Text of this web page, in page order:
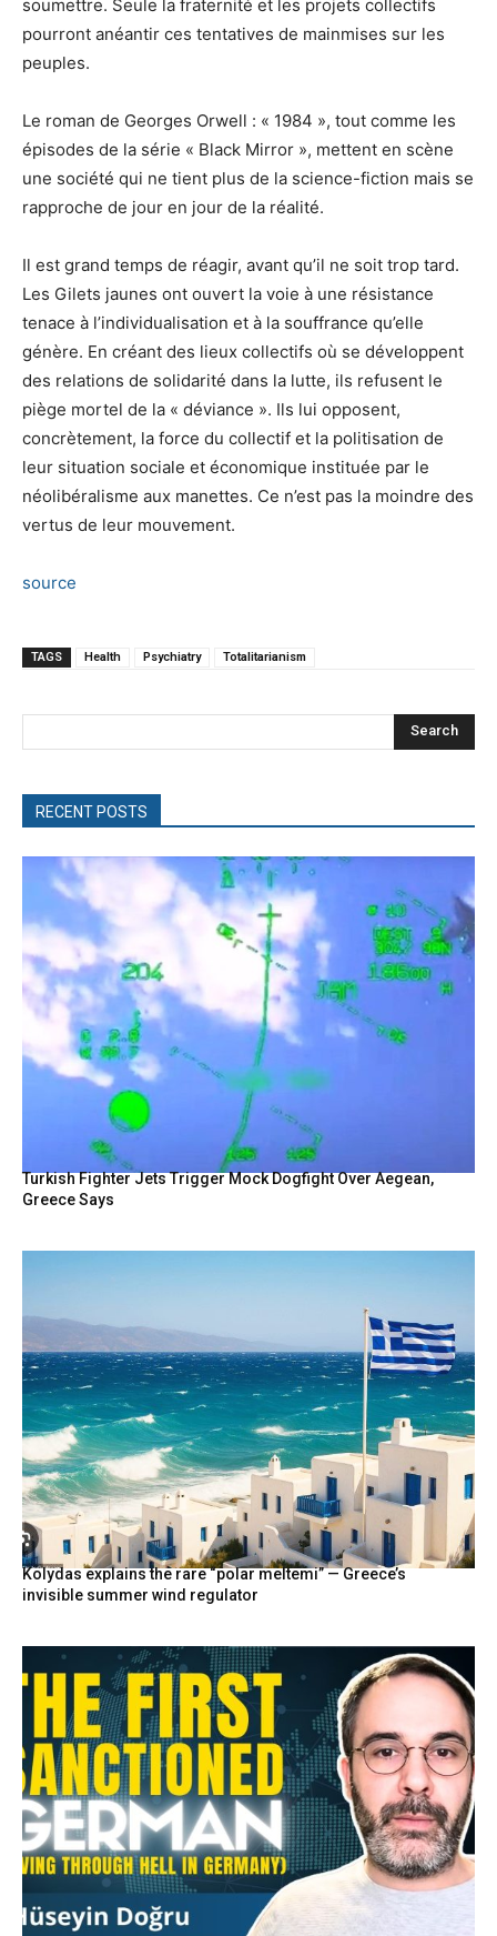
soumettre. Seule la fraternité et les projets collectifs
pourront anéantir ces tentatives de mainmises sur les
peuples.
Le roman de Georges Orwell : « 1984 », tout comme les
épisodes de la série « Black Mirror », mettent en scène
une société qui ne tient plus de la science-fiction mais se
rapproche de jour en jour de la réalité.
Il est grand temps de réagir, avant qu’il ne soit trop tard.
Les Gilets jaunes ont ouvert la voie à une résistance
tenace à l’individualisation et à la souffrance qu’elle
génère. En créant des lieux collectifs où se développent
des relations de solidarité dans la lutte, ils refusent le
piège mortel de la « déviance ». Ils lui opposent,
concrètement, la force du collectif et la politisation de
leur situation sociale et économique instituée par le
néolibéralisme aux manettes. Ce n’est pas la moindre des
vertus de leur mouvement.
source
TAGS Health Psychiatry Totalitarianism
Search
RECENT POSTS
Turkish Fighter Jets Trigger Mock Dogfight Over Aegean,
Greece Says
Kolydas explains the rare “polar meltemi” — Greece’s
invisible summer wind regulator